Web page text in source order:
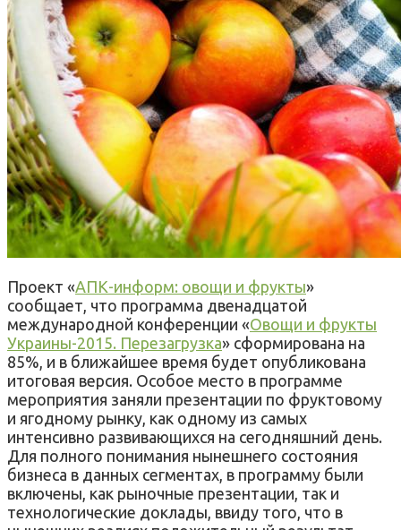
Проект «АПК-информ: овощи и фрукты»
сообщает, что программа двенадцатой
международной конференции «Овощи и фрукты
Украины-2015. Перезагрузка» сформирована на
85%, и в ближайшее время будет опубликована
итоговая версия. Особое место в программе
мероприятия заняли презентации по фруктовому
и ягодному рынку, как одному из самых
интенсивно развивающихся на сегодняшний день.
Для полного понимания нынешнего состояния
бизнеса в данных сегментах, в программу были
включены, как рыночные презентации, так и
технологические доклады, ввиду того, что в